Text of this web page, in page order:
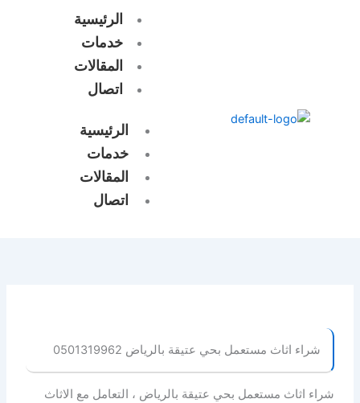
الرئيسية
خدمات
المقالات
اتصال
الرئيسية
خدمات
المقالات
اتصال
شراء اثاث مستعمل بحي عتيقة بالرياض 0501319962
شراء اثاث مستعمل بحي عتيقة بالرياض ، التعامل مع الاثاث